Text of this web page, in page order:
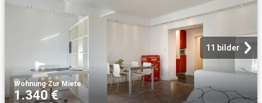
11 bilder
Wohnung·Zur Miete
1.340 €